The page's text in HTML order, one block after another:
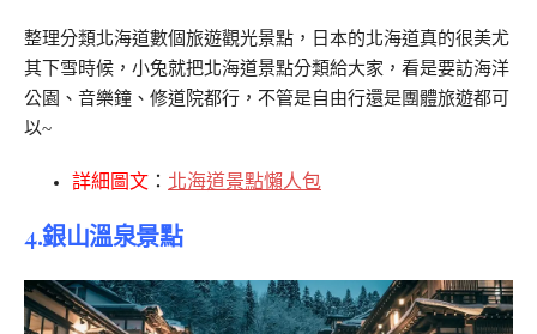
整理分類北海道數個旅遊觀光景點，日本的北海道真的很美尤
其下雪時候，小兔就把北海道景點分類給大家，看是要訪海洋
公園、音樂鐘、修道院都行，不管是自由行還是團體旅遊都可
以~
詳細圖文 ： 北海道景點懶人包
4.銀山溫泉景點